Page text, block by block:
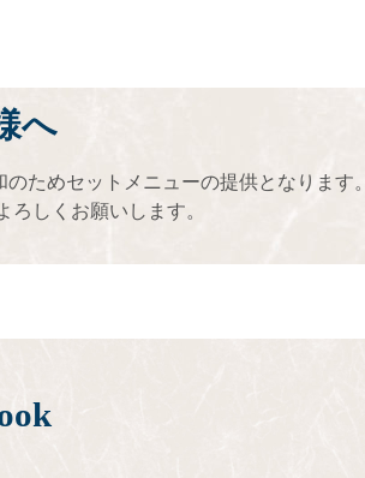
へ
のためセットメニューの提供となります。
ろしくお願いします。